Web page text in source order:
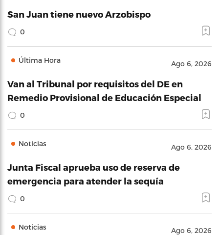
San Juan tiene nuevo Arzobispo
0
Última Hora Ago 6, 2026
Van al Tribunal por requisitos del DE en
Remedio Provisional de Educación Especial
0
Noticias Ago 6, 2026
Junta Fiscal aprueba uso de reserva de
emergencia para atender la sequía
0
Noticias Ago 6, 2026